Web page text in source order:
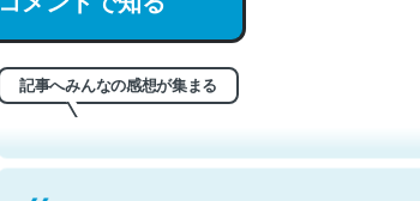
記事へみんなの感想が集まる
もお勧め。自分はこの流れ好き。Let’s Fucking